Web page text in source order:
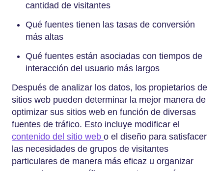
cantidad de visitantes
Qué fuentes tienen las tasas de conversión
más altas
Qué fuentes están asociadas con tiempos de
interacción del usuario más largos
Después de analizar los datos, los propietarios de
sitios web pueden determinar la mejor manera de
optimizar sus sitios web en función de diversas
fuentes de tráfico. Esto incluye modificar el
contenido del sitio web o el diseño para satisfacer
las necesidades de grupos de visitantes
particulares de manera más eficaz u organizar